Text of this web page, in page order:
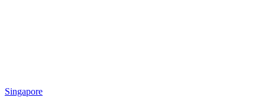
Singapore